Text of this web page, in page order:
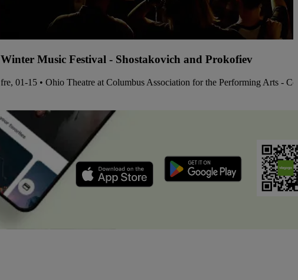
Winter Music Festival - Shostakovich and Prokofiev
fre, 01-15 • Ohio Theatre at Columbus Association for the Performing Arts -